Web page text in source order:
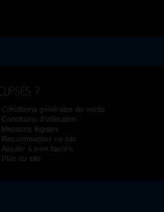
Conditions générales de vente
Conditions d’utilisation
Mentions légales
Recommander ce site
Ajouter à mes favoris
Plan du site